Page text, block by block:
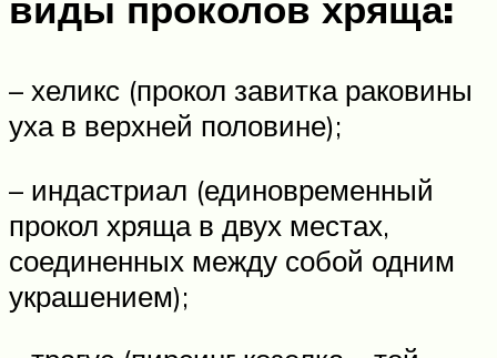
– хеликс (прокол завитка раковины
уха в верхней половине);
– индастриал (единовременный
прокол хряща в двух местах,
соединенных между собой одним
украшением);